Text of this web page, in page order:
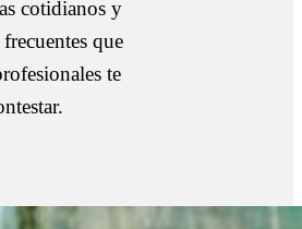
cotidianos y
que
te